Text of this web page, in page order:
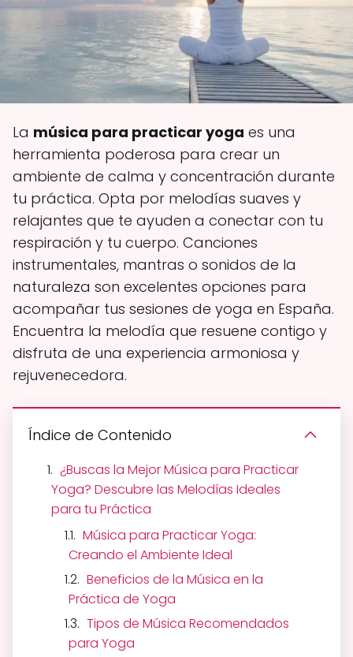
La música para practicar yoga es una
herramienta poderosa para crear un
ambiente de calma y concentración durante
tu práctica. Opta por melodías suaves y
relajantes que te ayuden a conectar con tu
respiración y tu cuerpo. Canciones
instrumentales, mantras o sonidos de la
naturaleza son excelentes opciones para
acompañar tus sesiones de yoga en España.
Encuentra la melodía que resuene contigo y
disfruta de una experiencia armoniosa y
rejuvenecedora.
Índice de Contenido
¿Buscas la Mejor Música para Practicar
Yoga? Descubre las Melodías Ideales
para tu Práctica
Música para Practicar Yoga:
Creando el Ambiente Ideal
Beneficios de la Música en la
Práctica de Yoga
Tipos de Música Recomendados
para Yoga